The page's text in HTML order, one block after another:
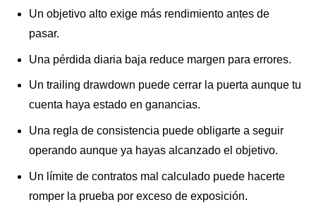
Un objetivo alto exige más rendimiento antes de
pasar.
Una pérdida diaria baja reduce margen para errores.
Un trailing drawdown puede cerrar la puerta aunque tu
cuenta haya estado en ganancias.
Una regla de consistencia puede obligarte a seguir
operando aunque ya hayas alcanzado el objetivo.
Un límite de contratos mal calculado puede hacerte
romper la prueba por exceso de exposición.